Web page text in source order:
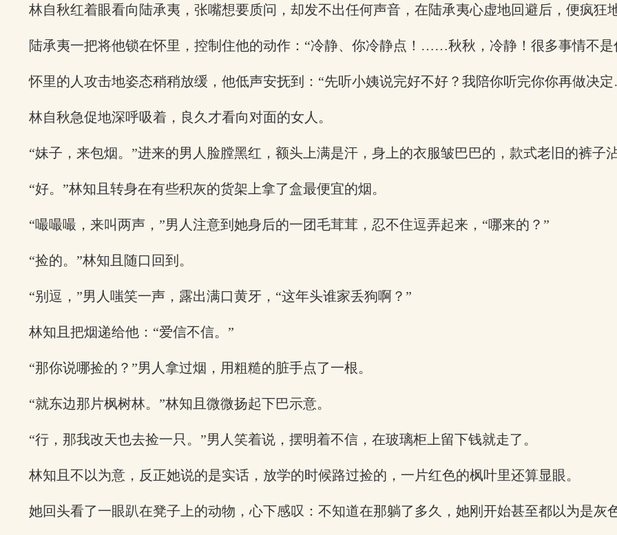
林自秋红着眼看向陆承夷，张嘴想要质问，却发不出任何声音，在陆承夷心虚地回避后，便疯狂
陆承夷一把将他锁在怀里，控制住他的动作：“冷静、你冷静点！……秋秋，冷静！很多事情不是
怀里的人攻击地姿态稍稍放缓，他低声安抚到：“先听小姨说完好不好？我陪你听完你你再做决
林自秋急促地深呼吸着，良久才看向对面的女人。
“妹子，来包烟。”进来的男人脸膛黑红，额头上满是汗，身上的衣服皱巴巴的，款式老旧的裤子
“好。”林知且转身在有些积灰的货架上拿了盒最便宜的烟。
“嘬嘬嘬，来叫两声，”男人注意到她身后的一团毛茸茸，忍不住逗弄起来，“哪来的？”
“捡的。”林知且随口回到。
“别逗，”男人嗤笑一声，露出满口黄牙，“这年头谁家丢狗啊？”
林知且把烟递给他：“爱信不信。”
“那你说哪捡的？”男人拿过烟，用粗糙的脏手点了一根。
“就东边那片枫树林。”林知且微微扬起下巴示意。
“行，那我改天也去捡一只。”男人笑着说，摆明着不信，在玻璃柜上留下钱就走了。
林知且不以为意，反正她说的是实话，放学的时候路过捡的，一片红色的枫叶里还算显眼。
她回头看了一眼趴在凳子上的动物，心下感叹：不知道在那躺了多久，她刚开始甚至都以为是灰